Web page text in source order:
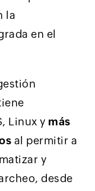
la
en el
Linux y más
al permitir a
y
desde